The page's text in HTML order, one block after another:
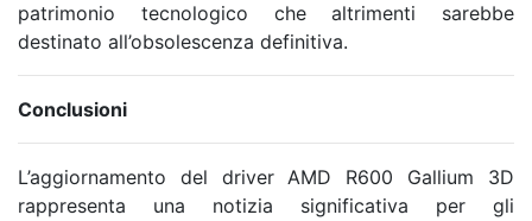
patrimonio tecnologico che altrimenti sarebbe
destinato all’obsolescenza definitiva.
Conclusioni
L’aggiornamento del driver AMD R600 Gallium 3D
rappresenta una notizia significativa per gli